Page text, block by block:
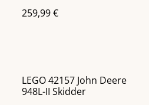
259,99 €
LEGO 42157 John Deere
948L-II Skidder